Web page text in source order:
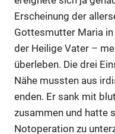
Erscheinung der
Gottesmutter Maria
der Heilige Vater –
überleben. Die drei
Nähe mussten aus
enden. Er sank mit
zusammen und hatte
Notoperation zu